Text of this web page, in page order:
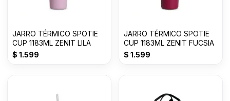
JARRO TÉRMICO SPOTIE
CUP 1183ML ZENIT LILA
$ 1.599
JARRO TÉRMICO SPOTIE
CUP 1183ML ZENIT FUCSIA
$ 1.599